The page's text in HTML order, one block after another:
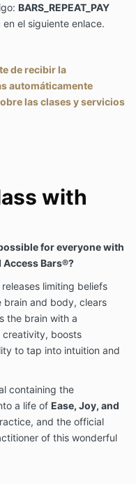
BARS_REPEAT_PAY
el siguiente enlace.
de recibir la
automáticamente
las clases y servicios
with
for everyone with
Bars®?
limiting beliefs
brain and body, clears
the brain with a
creativity, boosts
to tap into intuition and
containing the
a life of Ease, Joy, and
and the official
of this wonderful